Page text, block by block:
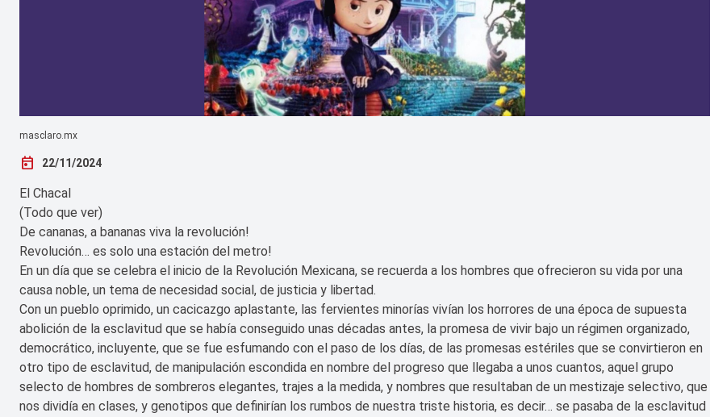
masclaro.mx
today 22/11/2024
El Chacal
(Todo que ver)
De cananas, a bananas viva la revolución!
Revolución… es solo una estación del metro!
En un día que se celebra el inicio de la Revolución Mexicana, se recuerda a los hombres que ofrecieron su vida por una
causa noble, un tema de necesidad social, de justicia y libertad.
Con un pueblo oprimido, un cacicazgo aplastante, las fervientes minorías vivían los horrores de una época de supuesta
abolición de la esclavitud que se había conseguido unas décadas antes, la promesa de vivir bajo un régimen organizado,
democrático, incluyente, que se fue esfumando con el paso de los días, de las promesas estériles que se convirtieron en
otro tipo de esclavitud, de manipulación escondida en nombre del progreso que llegaba a unos cuantos, aquel grupo
selecto de hombres de sombreros elegantes, trajes a la medida, y nombres que resultaban de un mestizaje selectivo, que
nos dividía en clases, y genotipos que definirían los rumbos de nuestra triste historia, es decir… se pasaba de la esclavitud